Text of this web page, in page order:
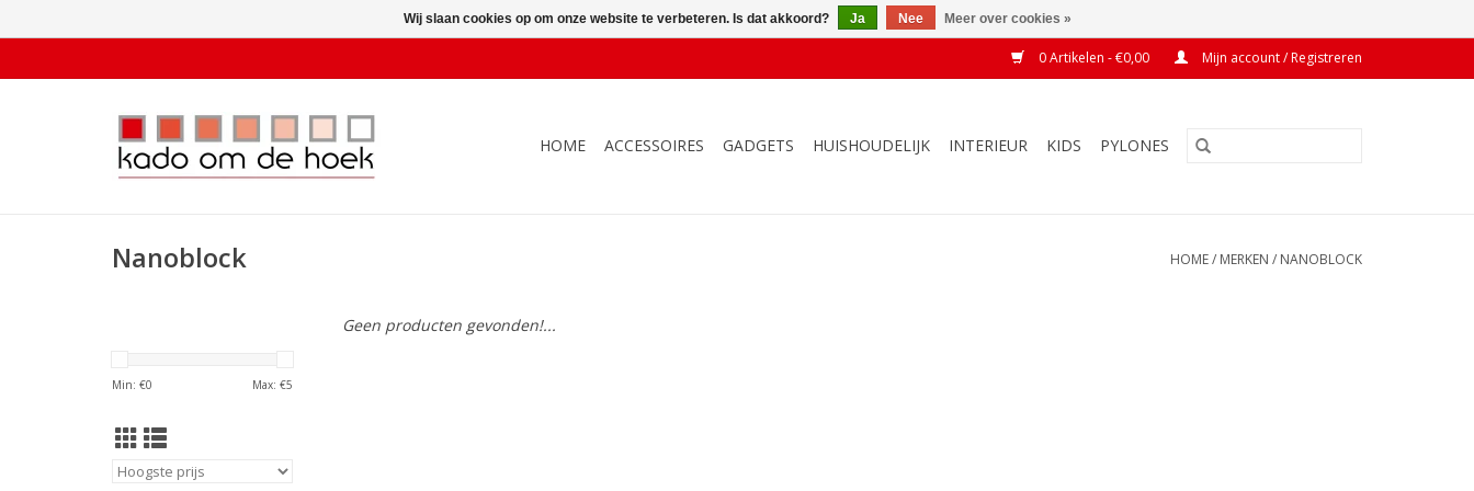
0 Artikelen - €0,00 Mijn account / Registreren
HOME ACCESSOIRES GADGETS HUISHOUDELIJK INTERIEUR KIDS PYLONES
Nanoblock HOME/ MERKEN / NANOBLOCK
Min: €0 Max: €5
Geen producten gevonden!...
Wij slaan cookies op om onze website te verbeteren. Is dat akkoord? Ja Nee Meer over cookies »